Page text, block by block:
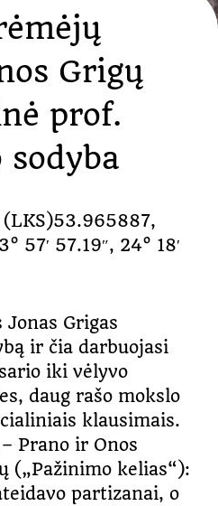
Grigų
prof.
sodyba
57′ 57.19″, 24° 18′
Grigas
ir čia darbuojasi
iki vėlyvo
daug rašo mokslo
klausimais.
Prano ir Onos
(„Pažinimo kelias“):
partizanai, o